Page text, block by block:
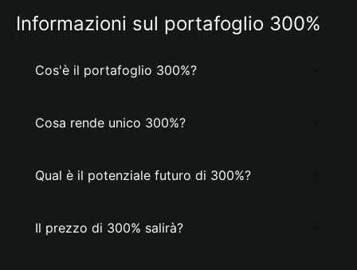
Informazioni sul portafoglio 300%
Cos'è il portafoglio 300%?
Cosa rende unico 300%?
Qual è il potenziale futuro di 300%?
Il prezzo di 300% salirà?